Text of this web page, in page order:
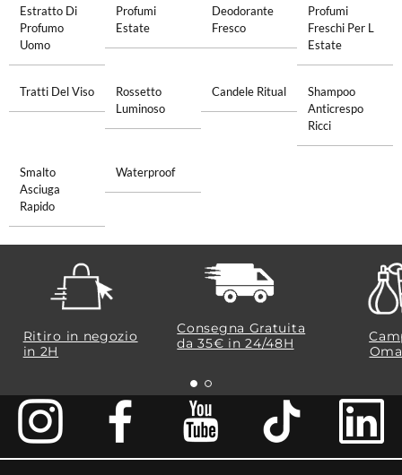
Estratto Di
Profumo
Uomo
Profumi
Estate
Deodorante
Fresco
Profumi
Freschi Per L
Estate
Tratti Del Viso
Rossetto
Luminoso
Candele Ritual
Shampoo
Anticrespo
Ricci
Smalto
Asciuga
Rapido
Waterproof
Ritiro in negozio
in 2H
Consegna Gratuita
da 35€​ in 24/48H